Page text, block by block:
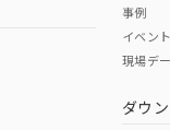
事例
イベント
現場デ
ダウ